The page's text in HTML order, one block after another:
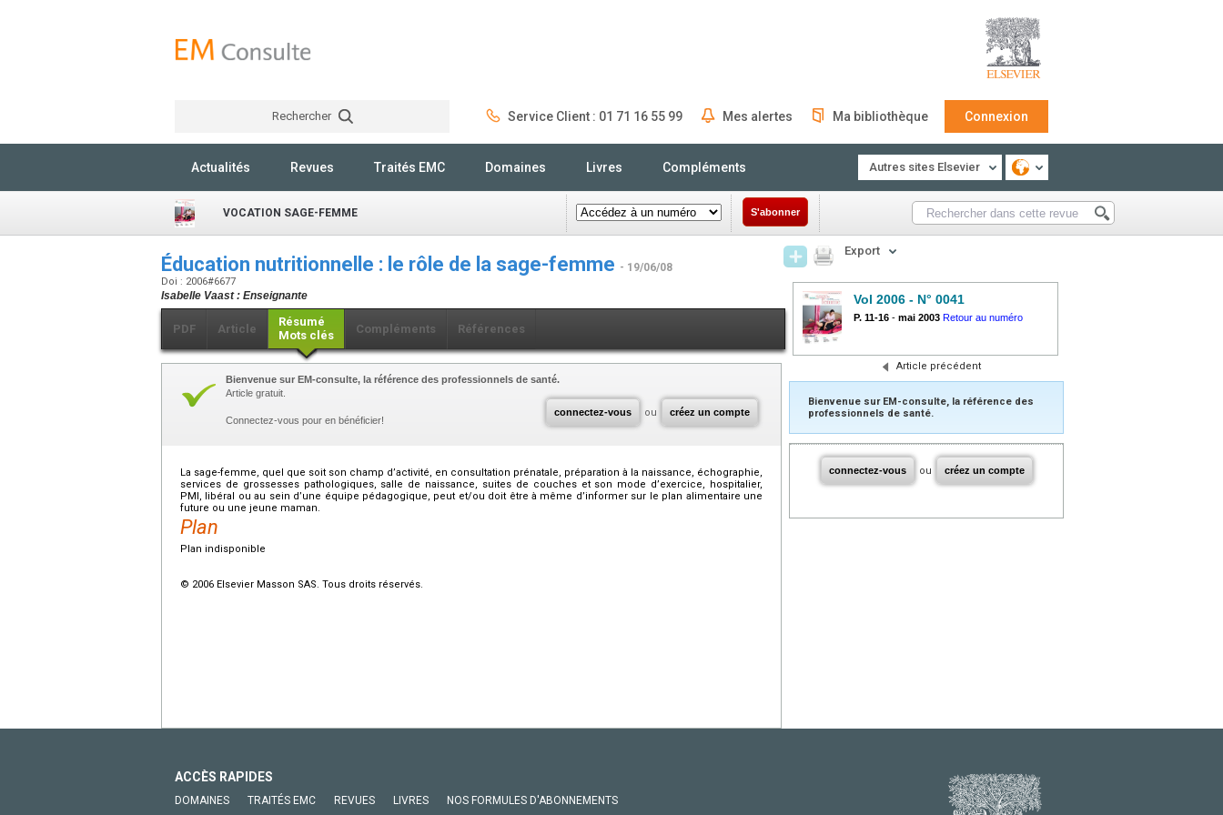
Rechercher Service Client : 01 71 16 55 99 Mes alertes Ma bibliothèque Connexion
Actualités Revues Traités EMC Domaines Livres Compléments Autres sites Elsevier
VOCATION SAGE-FEMME S'abonner
Éducation nutritionnelle : le rôle de la sage-femme - 19/06/08
Doi : 2006#6677
Isabelle Vaast : Enseignante
PDF Article
Résumé
Mots clés
Compléments Références
connectez-vous ou créez un compte
Bienvenue sur EM-consulte, la référence des professionnels de santé.
Article gratuit.
Connectez-vous pour en bénéficier!
La sage-femme, quel que soit son champ d’activité, en consultation prénatale, préparation à la naissance, échographie,
services de grossesses pathologiques, salle de naissance, suites de couches et son mode d’exercice, hospitalier,
PMI, libéral ou au sein d’une équipe pédagogique, peut et/ou doit être à même d’informer sur le plan alimentaire une
future ou une jeune maman.
Plan
Plan indisponible
© 2006 Elsevier Masson SAS. Tous droits réservés.
Export
Vol 2006 - N° 0041
P. 11-16 - mai 2003 Retour au numéro
Article précédent
Bienvenue sur EM-consulte, la référence des
professionnels de santé.
connectez-vous ou créez un compte
ACCÈS RAPIDES
DOMAINES TRAITÉS EMC REVUES LIVRES NOS FORMULES D'ABONNEMENTS